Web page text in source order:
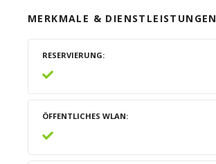
MERKMALE & DIENSTLEISTUNGEN
RESERVIERUNG
ÖFFENTLICHES WLAN